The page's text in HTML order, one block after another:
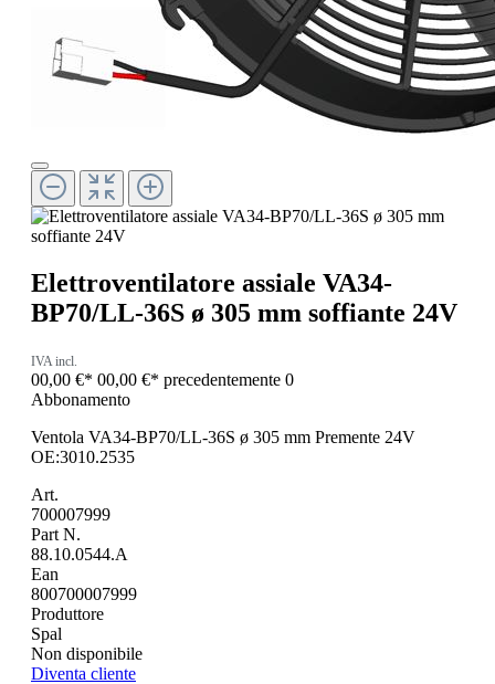
Elettroventilatore assiale VA34-
BP70/LL-36S ø 305 mm soffiante 24V
IVA incl.
00,00 €* 00,00 €* precedentemente 0
Abbonamento
Ventola VA34-BP70/LL-36S ø 305 mm Premente 24V
OE:3010.2535
Art.
700007999
Part N.
88.10.0544.A
Ean
800700007999
Produttore
Spal
Non disponibile
Diventa cliente